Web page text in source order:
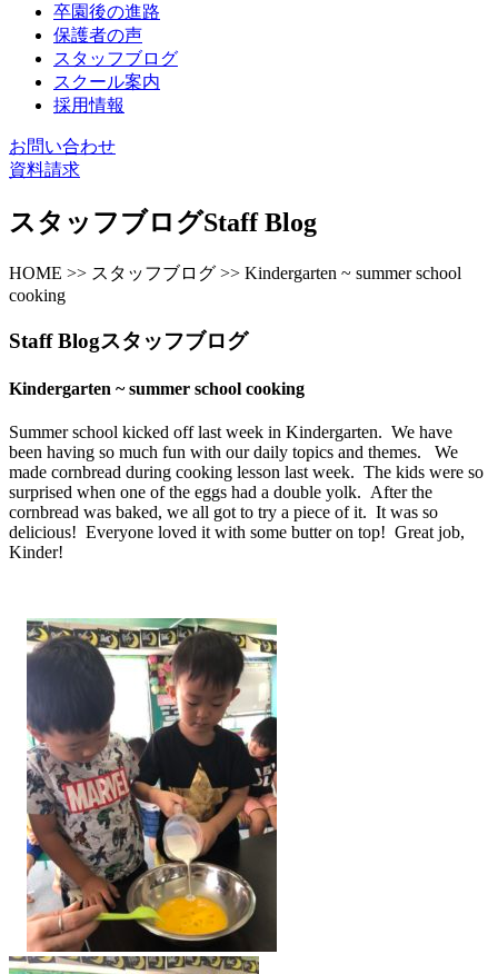
卒園後の進路
保護者の声
スタッフブログ
スクール案内
採用情報
お問い合わせ
資料請求
スタッフブログStaff Blog
HOME >> スタッフブログ >> Kindergarten ~ summer school
cooking
Staff Blogスタッフブログ
Kindergarten ~ summer school cooking
Summer school kicked off last week in Kindergarten. We have
been having so much fun with our daily topics and themes. We
made cornbread during cooking lesson last week. The kids were so
surprised when one of the eggs had a double yolk. After the
cornbread was baked, we all got to try a piece of it. It was so
delicious! Everyone loved it with some butter on top! Great job,
Kinder!